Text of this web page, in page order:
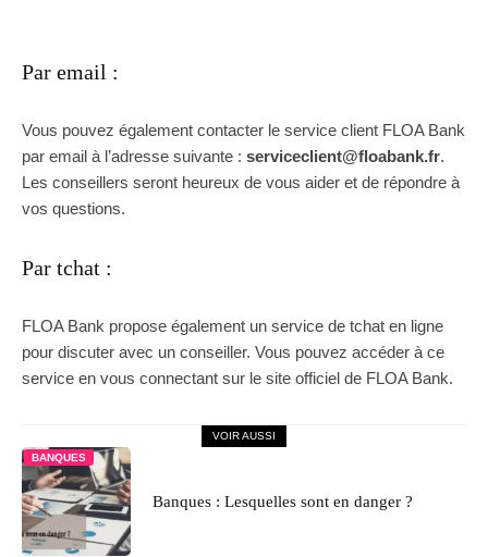
Par email :
Vous pouvez également contacter le service client FLOA Bank
par email à l’adresse suivante : serviceclient@floabank.fr.
Les conseillers seront heureux de vous aider et de répondre à
vos questions.
Par tchat :
FLOA Bank propose également un service de tchat en ligne
pour discuter avec un conseiller. Vous pouvez accéder à ce
service en vous connectant sur le site officiel de FLOA Bank.
VOIR AUSSI
BANQUES
Banques : Lesquelles sont en danger ?